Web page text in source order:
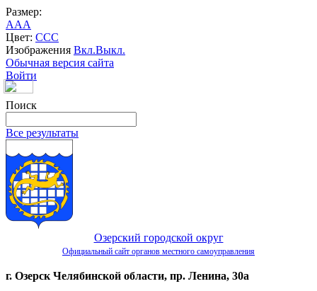
Размер:
AAA
Цвет: CCC
Изображения Вкл.Выкл.
Обычная версия сайта
Войти
Поиск
Все результаты
Озерский городской округ
Официальный сайт органов местного самоуправления
г. Озерск Челябинской области, пр. Ленина, 30а